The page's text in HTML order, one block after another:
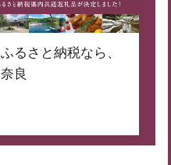
ふるさと納税なら、
奈良